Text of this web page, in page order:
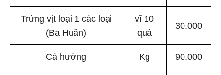
Trứng vịt loại 1 các loại
(Ba Huân)
vĩ 10
quả
30.000
Cá hường Kg 90.000